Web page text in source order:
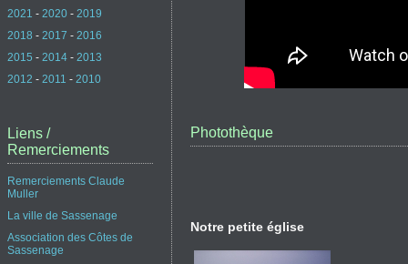
Photothèque
Notre petite église
2021 - 2020 - 2019
2018 - 2017 - 2016
2015 - 2014 - 2013
2012 - 2011 - 2010
Liens /
Remerciements
Remerciements Claude
Muller
La ville de Sassenage
Association des Côtes de
Sassenage